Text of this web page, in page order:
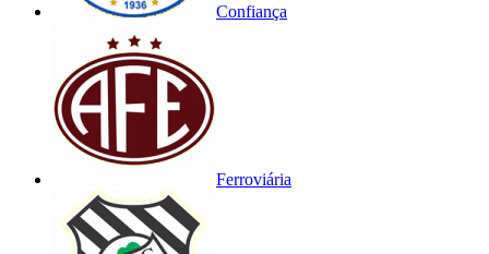
Confiança
Ferroviária